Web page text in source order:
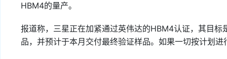
HBM4的量产。
报道称，三星正在加紧通过英伟达的HBM4认证，其目
品，并预计于本月交付最终验证样品。如果一切按计划